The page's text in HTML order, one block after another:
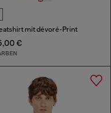
mit dévoré-Print
€